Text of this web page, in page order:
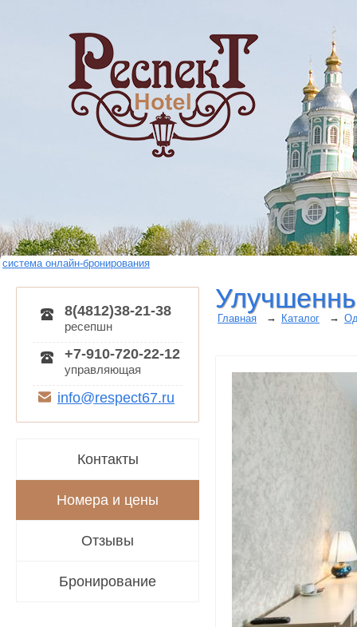
система онлайн-бронирования
8(4812)38-21-38
ресепшн
+7-910-720-22-12
управляющая
info@respect67.ru
Контакты
Номера и цены
Отзывы
Бронирование
Главная → Каталог →